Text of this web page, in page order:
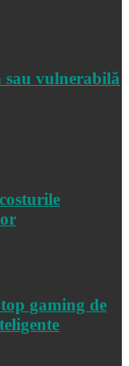
vulnerabilă
gaming de